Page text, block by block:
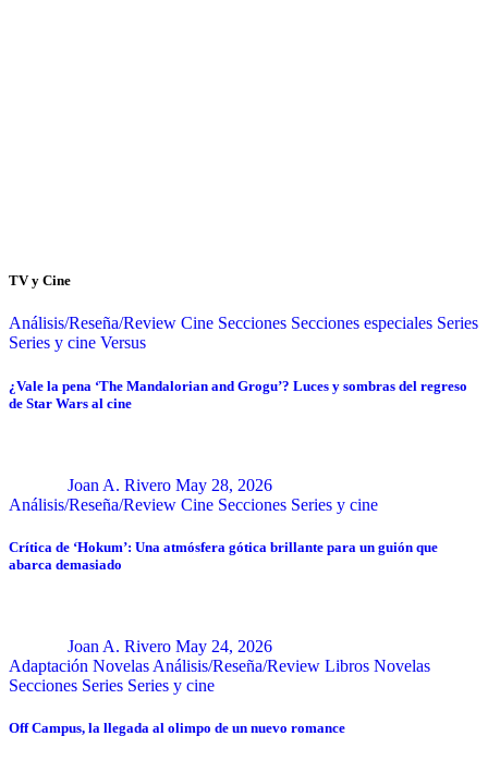
TV y Cine
Análisis/Reseña/Review Cine Secciones Secciones especiales Series
Series y cine Versus
¿Vale la pena ‘The Mandalorian and Grogu’? Luces y sombras del regreso
de Star Wars al cine
Joan A. Rivero May 28, 2026
Análisis/Reseña/Review Cine Secciones Series y cine
Crítica de ‘Hokum’: Una atmósfera gótica brillante para un guión que
abarca demasiado
Joan A. Rivero May 24, 2026
Adaptación Novelas Análisis/Reseña/Review Libros Novelas
Secciones Series Series y cine
Off Campus, la llegada al olimpo de un nuevo romance